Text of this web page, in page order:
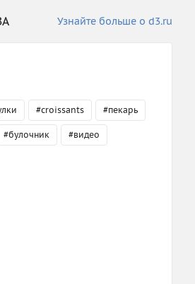
Узнайте больше о d3.ru
#croissants #пекарь
#булочник #видео